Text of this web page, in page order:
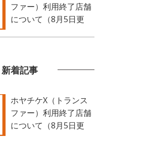
ファー）利用終了店舗
について（8月5日更
新着記事
ホヤチケX（トランス
ファー）利用終了店舗
について（8月5日更